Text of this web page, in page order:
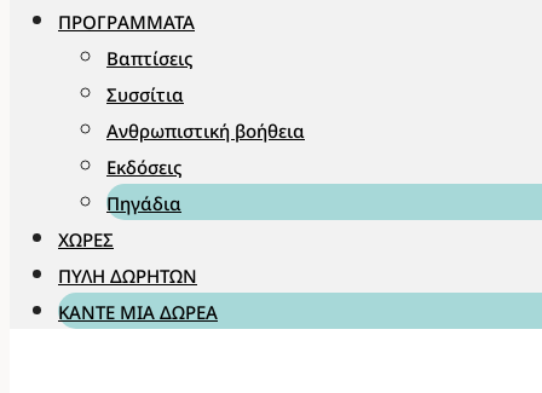
ΠΡΟΓΡΆΜΜΑΤΑ
Βαπτίσεις
Συσσίτια
Ανθρωπιστική βοήθεια
Εκδόσεις
Πηγάδια
ΧΏΡΕΣ
ΠΎΛΗ ΔΩΡΗΤΏΝ
ΚΆΝΤΕ ΜΊΑ ΔΩΡΕΆ